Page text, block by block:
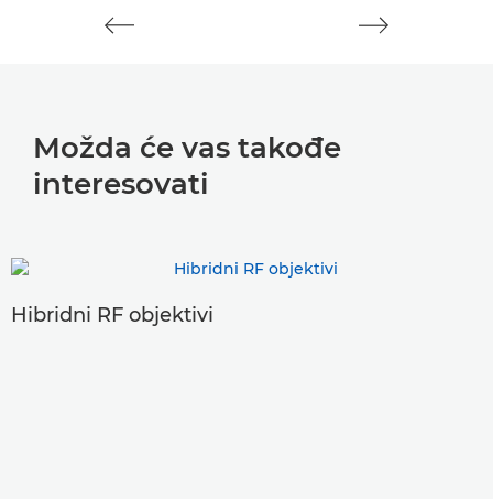
Možda će vas takođe
interesovati
Hibridni RF objektivi